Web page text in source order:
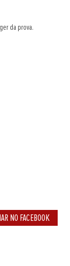
da prova.
NO FACEBOOK